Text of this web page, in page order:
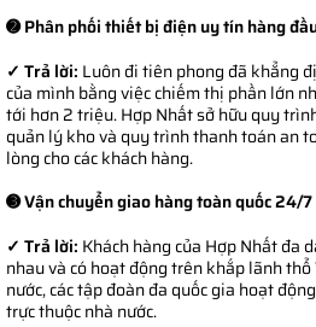
➋ Phân phối thiết bị điện uy tín hàng
✓ Trả lời: Luôn đi tiên phong đã khẳng
của mình bằng việc chiếm thị phần lớn
tới hơn 2 triệu. Hợp Nhất sở hữu quy
quản lý kho và quy trình thanh toán an
lòng cho các khách hàng.
➌ Vận chuyển giao hàng toàn quốc 24/7
✓ Trả lời: Khách hàng của Hợp Nhất đa
nhau và có hoạt động trên khắp lãnh
nước, các tập đoàn đa quốc gia hoạt
trực thuộc nhà nước.